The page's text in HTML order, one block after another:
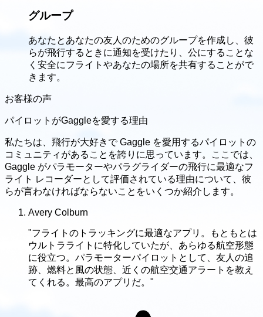
グループ
あなたとあなたの友人のためのグループを作成し、彼
らが飛行するときに通知を受けたり、公にすることな
く安全にフライトやあなたの場所を共有することがで
きます。
お客様の声
パイロットがGaggleを愛する理由
私たちは、飛行が大好きで Gaggle を愛用するパイロットの
コミュニティがあることを誇りに思っています。ここでは、
Gaggle がパラモーターやパラグライダーの飛行に最適なフ
ライト レコーダーとして評価されている理由について、彼
らが言わなければならないことをいくつか紹介します。
Avery Colburn
"フライトのトラッキングに最適なアプリ。もともとは
ウルトラライトに特化していたが、あらゆる航空形態
に役立つ。パラモーターパイロットとして、友人の追
跡、燃料と風の状態、近くの航空交通アラートを教え
てくれる。最高のアプリだ。"